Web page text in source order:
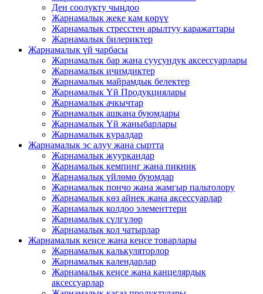
Ден соолукту чыңдоо
Жарнамалык жеке кам көрүү
Жарнамалык стресстен арылтуу каражаттары
Жарнамалык билериктер
Жарнамалык үй чарбасы
Жарнамалык бар жана суусундук аксессуарлары
Жарнамалык ичимдиктер
Жарнамалык майрамдык белектер
Жарнамалык Үй Продукциялары
Жарнамалык ачкычтар
Жарнамалык ашкана буюмдары
Жарнамалык Үй жаныбарлары
Жарнамалык куралдар
Жарнамалык эс алуу жана сыртта
Жарнамалык жууркандар
Жарнамалык кемпинг жана пикник
Жарнамалык үйлөмө буюмдар
Жарнамалык пончо жана жамгыр пальтолору
Жарнамалык көз айнек жана аксессуарлар
Жарнамалык колдоо элементтери
Жарнамалык сүлгүлөр
Жарнамалык кол чатырлар
Жарнамалык кеңсе жана кеңсе товарлары
Жарнамалык калькуляторлор
Жарнамалык календарлар
Жарнамалык кеңсе жана канцелярдык
аксессуарлар